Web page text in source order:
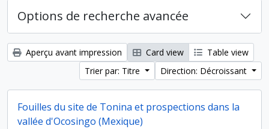
Options de recherche avancée
Aperçu avant impression Card view
Table view
Trier par: Titre
Direction: Décroissant
Fouilles du site de Tonina et prospections dans la
vallée d'Ocosingo (Mexique)